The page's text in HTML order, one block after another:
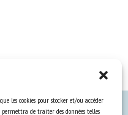
les cookies pour stocker et/ou accéder
de traiter des données telles